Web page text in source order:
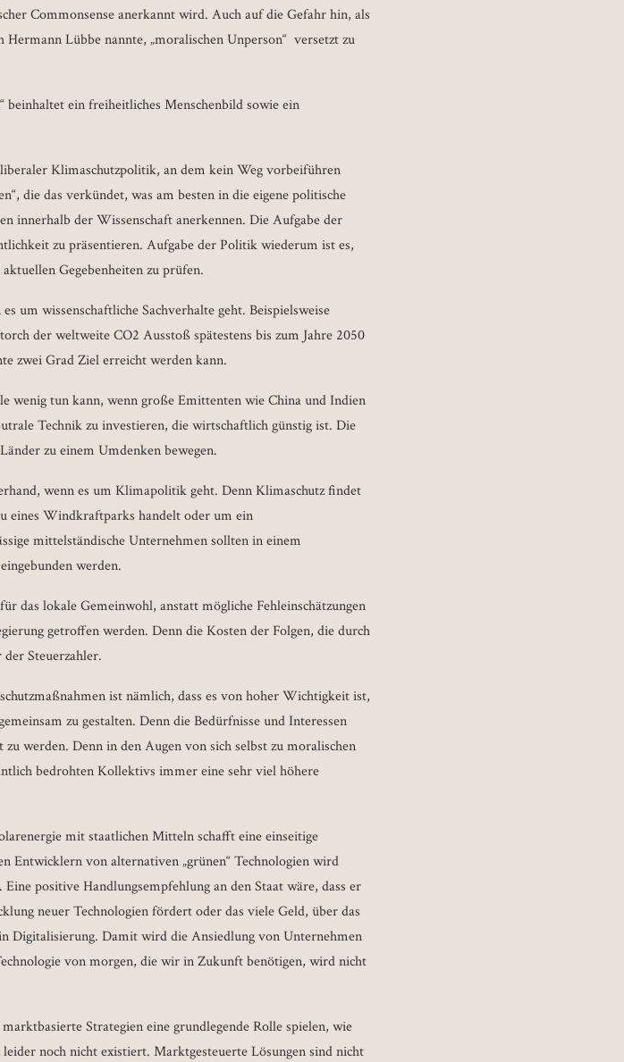
Commonsense anerkannt wird. Auch auf die Gefahr hin, als
Lübbe nannte, „moralischen Unperson“ versetzt zu
ein freiheitliches Menschenbild sowie ein
Klimaschutzpolitik, an dem kein Weg vorbeiführen
die das verkündet, was am besten in die eigene politische
innerhalb der Wissenschaft anerkennen. Die Aufgabe der
zu präsentieren. Aufgabe der Politik wiederum ist es,
Gegebenheiten zu prüfen.
um wissenschaftliche Sachverhalte geht. Beispielsweise
der weltweite CO2 Ausstoß spätestens bis zum Jahre 2050
zwei Grad Ziel erreicht werden kann.
wenig tun kann, wenn große Emittenten wie China und Indien
Technik zu investieren, die wirtschaftlich günstig ist. Die
zu einem Umdenken bewegen.
wenn es um Klimapolitik geht. Denn Klimaschutz findet
eines Windkraftparks handelt oder um ein
mittelständische Unternehmen sollten in einem
werden.
das lokale Gemeinwohl, anstatt mögliche Fehleinschätzungen
getroffen werden. Denn die Kosten der Folgen, die durch
Steuerzahler.
ist nämlich, dass es von hoher Wichtigkeit ist,
zu gestalten. Denn die Bedürfnisse und Interessen
werden. Denn in den Augen von sich selbst zu moralischen
bedrohten Kollektivs immer eine sehr viel höhere
mit staatlichen Mitteln schafft eine einseitige
von alternativen „grünen“ Technologien wird
positive Handlungsempfehlung an den Staat wäre, dass er
neuer Technologien fördert oder das viele Geld, über das
Damit wird die Ansiedlung von Unternehmen
von morgen, die wir in Zukunft benötigen, wird nicht
Strategien eine grundlegende Rolle spielen, wie
noch nicht existiert. Marktgesteuerte Lösungen sind nicht